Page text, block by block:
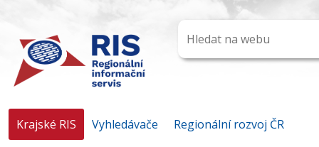
Krajské RIS Vyhledávače
Regionální rozvoj ČR